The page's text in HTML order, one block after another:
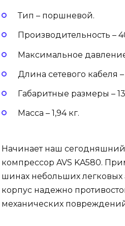
Тип – поршневой.
Производительность –
Максимальное давление
Длина сетевого кабеля
Габаритные размеры –
Масса – 1,94 кг.
Начинает наш
компрессор AVS KA580.
шинах небольших
корпус надежно
механических